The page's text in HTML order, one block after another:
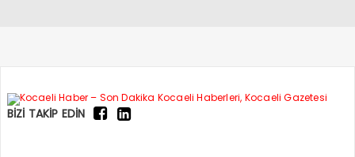
BİZİ TAKİP EDİN